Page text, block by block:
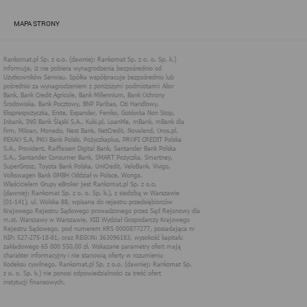
MAPA STRONY
dostosowanie usług, świadczonych w ramach serwisu do potrzeb
Więcej informacji na temat stosowania technologii cookies w
serwisie dostępne jest w Polityce Cookies.
Polityka Cookies serwisów
internetowych spółki Rankomat.pl Sp. z
o.o. (dawniej: Rankomat Sp. z o. o. Sp.
k.)
Rankomat.pl Sp. z o.o. (dawniej: Rankomat Sp. z o. o. Sp. k.), z
siedzibą w Warszawie (01-141), ul. Wolska 88, wpisana do rejestru
przedsiębiorców Krajowego Rejestru Sądowego prowadzonego
przez Sąd Rejonowy dla m.st. Warszawy w Warszawie, XIII
Wydział Gospodarczy Krajowego Rejestru Sądowego, pod
numerem KRS 0000877277, posiadająca nr NIP: 527-275-18-81,
oraz REGON: 363096183, zwana dalej "Rankomat" wykorzystuje
na swoich stronach internetowych technologię "cookies".
Zasady wykorzystania informacji dostarczonych przez
użytkownika w ramach technologii cookies w trakcie korzystania
ze stron internetowych i Rankomat określa niniejszy dokument.
Każdy użytkownik serwisów Rankomat proszony jest o